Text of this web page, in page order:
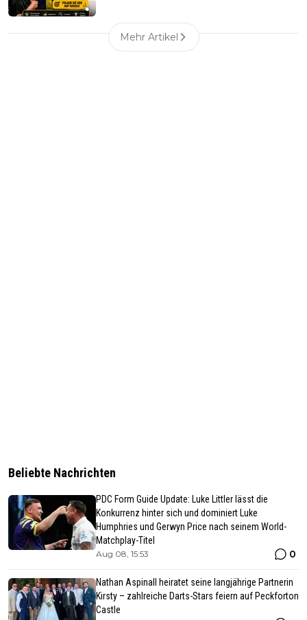
Mehr Artikel
Beliebte Nachrichten
PDC Form Guide Update: Luke Littler lässt die
Konkurrenz hinter sich und dominiert Luke
Humphries und Gerwyn Price nach seinem World-
Matchplay-Titel
Aug 08, 15:53 0
Nathan Aspinall heiratet seine langjährige Partnerin
Kirsty – zahlreiche Darts-Stars feiern auf Peckforton
Castle